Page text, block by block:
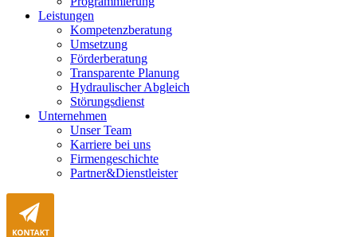
Leistungen
Kompetenzberatung
Umsetzung
Förderberatung
Transparente Planung
Hydraulischer Abgleich
Störungsdienst
Unternehmen
Unser Team
Karriere bei uns
Firmengeschichte
Partner&Dienstleister